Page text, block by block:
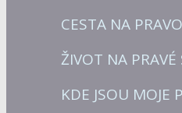
CESTA NA
ŽIVOT NA PRAVÉ
KDE JSOU MOJE